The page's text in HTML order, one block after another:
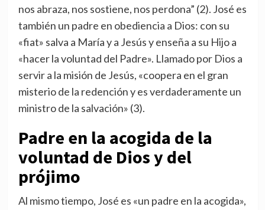
nos abraza, nos sostiene, nos perdona” (2). José es
también un padre en obediencia a Dios: con su
«fiat» salva a María y a Jesús y enseña a su Hijo a
«hacer la voluntad del Padre». Llamado por Dios a
servir a la misión de Jesús, «coopera en el gran
misterio de la redención y es verdaderamente un
ministro de la salvación» (3).
Padre en la acogida de la
voluntad de Dios y del
prójimo
Al mismo tiempo, José es «un padre en la acogida»,